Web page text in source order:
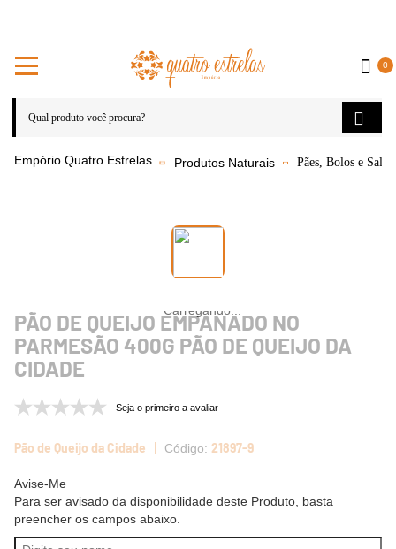
0
Produtos Naturais Pães, Bolos e
PÃO DE QUEIJO EMPANADO NO
PARMESÃO 400G PÃO DE QUEIJO DA
CIDADE
Seja o primeiro a avaliar
Pão de Queijo da Cidade 21897-9
Avise-Me
Para ser avisado da disponibilidade deste Produto, basta
preencher os campos abaixo.